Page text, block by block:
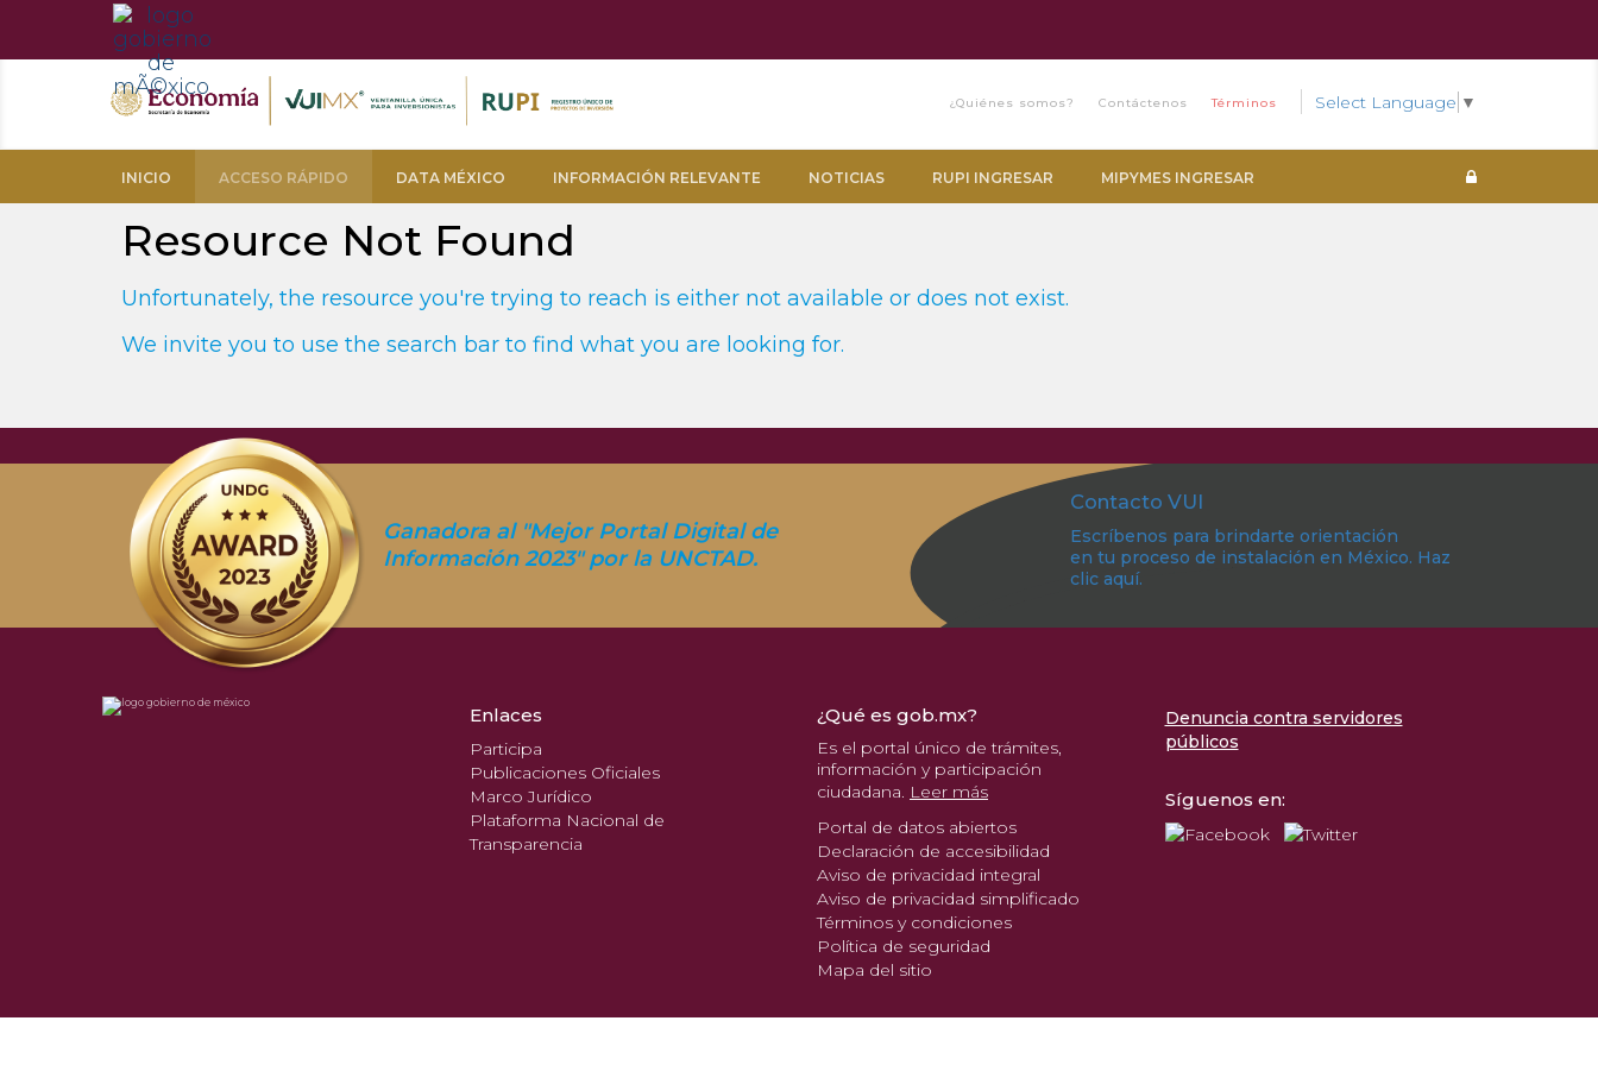
¿Quiénes somos? Contáctenos Términos Select Language ▼
INICIO ACCESO RÁPIDO DATA MÉXICO INFORMACIÓN RELEVANTE NOTICIAS RUPI INGRESAR MIPYMES INGRESAR
Resource Not Found
Unfortunately, the resource you're trying to reach is either not available or does not exist.
We invite you to use the search bar to find what you are looking for.
Ganadora al "Mejor Portal Digital de
Información 2023" por la UNCTAD.
Contacto VUI
Escríbenos para brindarte orientación
en tu proceso de instalación en México. Haz
clic aquí.
Enlaces
Participa
Publicaciones Oficiales
Marco Jurídico
Plataforma Nacional de
Transparencia
¿Qué es gob.mx?
Es el portal único de trámites,
información y participación
ciudadana. Leer más
Portal de datos abiertos
Declaración de accesibilidad
Aviso de privacidad integral
Aviso de privacidad simplificado
Términos y condiciones
Política de seguridad
Mapa del sitio
Denuncia contra servidores
públicos
Síguenos en: